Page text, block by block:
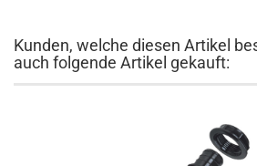
Kunden, welche diesen Artikel
auch folgende Artikel gekauft: